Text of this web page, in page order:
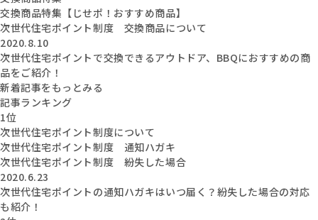
交換商品特集【じせポ！おすすめ商品】
次世代住宅ポイント制度 交換商品について
2020.8.10
次世代住宅ポイントで交換できるアウトドア、BBQにおすすめの商
品をご紹介！
新着記事をもっとみる
記事ランキング
1位
次世代住宅ポイント制度について
次世代住宅ポイント制度 通知ハガキ
次世代住宅ポイント制度 紛失した場合
2020.6.23
次世代住宅ポイントの通知ハガキはいつ届く？紛失した場合の対応
も紹介！